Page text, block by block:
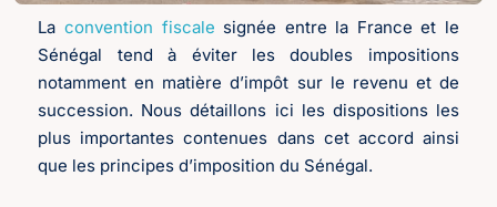
La convention fiscale signée entre la France et le
Sénégal tend à éviter les doubles impositions
notamment en matière d’impôt sur le revenu et de
succession. Nous détaillons ici les dispositions les
plus importantes contenues dans cet accord ainsi
que les principes d’imposition du Sénégal.